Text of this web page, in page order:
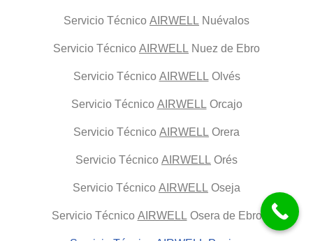
Servicio Técnico AIRWELL Nuévalos
Servicio Técnico AIRWELL Nuez de Ebro
Servicio Técnico AIRWELLOlvés
Servicio Técnico AIRWELLOrcajo
Servicio Técnico AIRWELL Orera
Servicio Técnico AIRWELL Orés
Servicio Técnico AIRWELL Oseja
Servicio Técnico AIRWELLOsera de Ebro